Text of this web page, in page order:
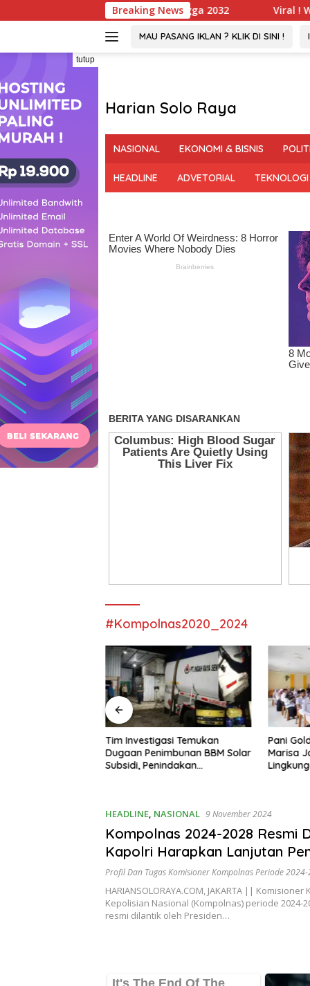
ke
Breaking NewsViral ! Wartawati 22 Tahun
MAU PASANG IKLAN ? KLIK DI SINI !
tutup
Harian Solo Raya
Tegas
Bermartabat
NASIONAL EKONOMI & BISNIS
HEADLINE ADVETORIAL TEKNOLOGI
#Kompolnas2020_2024
Tim Investigasi Temukan
Dugaan Penimbunan BBM Solar
Subsidi, Penindakan
Pani
Marisa
HEADLINE, NASIONAL 9 November 2024
Kompolnas 2024-2028 Resmi
Kapolri Harapkan Lanjutan
Efektif
Profil Dan Tugas Komisioner Kompolnas Periode
HARIANSOLORAYA.COM, JAKARTA || Komisioner
Kepolisian Nasional (Kompolnas) periode 2024-
resmi dilantik oleh Presiden…